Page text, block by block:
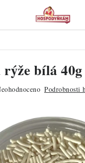
bílá 40g
Podrobnosti